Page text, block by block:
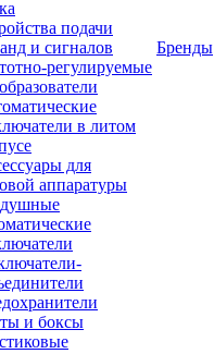
подачи
и сигналов
регулируемые
в литом
для
аппаратуры
и боксы
Бренды